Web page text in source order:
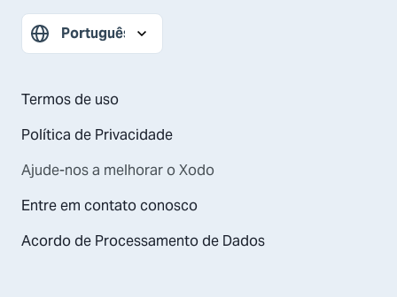
Termos de uso
Política de Privacidade
Ajude-nos a melhorar o Xodo
Entre em contato conosco
Acordo de Processamento de Dados